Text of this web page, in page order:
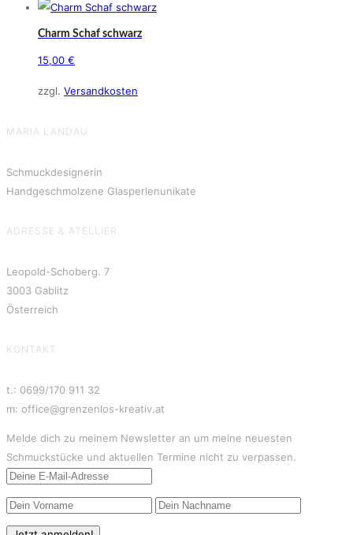
Charm Schaf schwarz
15,00 €
zzgl. Versandkosten
MARIA LANDAU
Schmuckdesignerin
Handgeschmolzene Glasperlenunikate
ADRESSE & ATELLIER
Leopold-Schoberg. 7
3003 Gablitz
Österreich
KONTAKT
t.: 0699/170 911 32
m: office@grenzenlos-kreativ.at
Melde dich zu meinem Newsletter an um meine neuesten
Schmuckstücke und aktuellen Termine nicht zu verpassen.